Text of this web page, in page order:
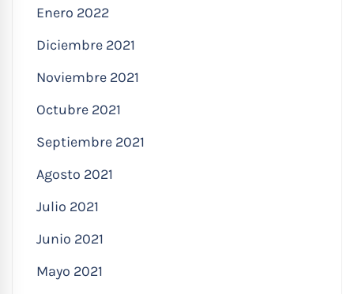
Enero 2022
Diciembre 2021
Noviembre 2021
Octubre 2021
Septiembre 2021
Agosto 2021
Julio 2021
Junio 2021
Mayo 2021